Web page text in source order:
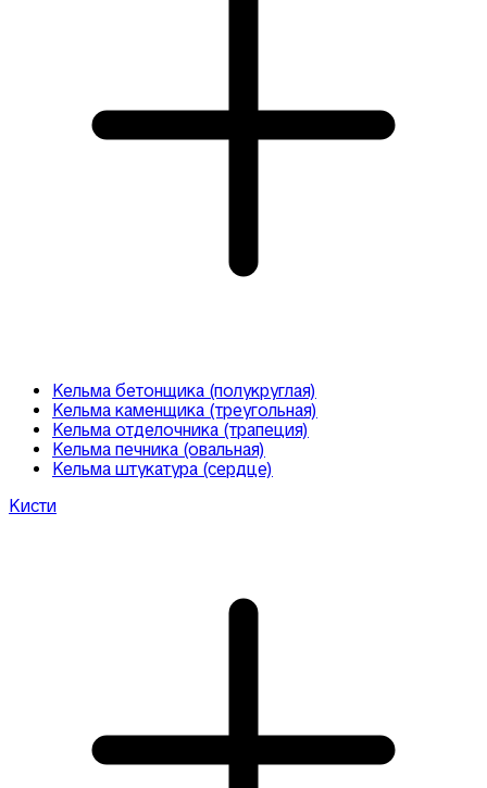
Кельма бетонщика (полукруглая)
Кельма каменщика (треугольная)
Кельма отделочника (трапеция)
Кельма печника (овальная)
Кельма штукатура (сердце)
Кисти